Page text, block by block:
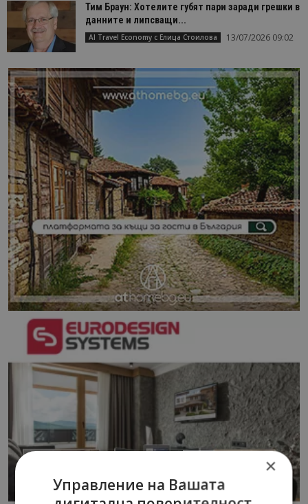
Тим Браун: Хотелите губят пари заради грешки в
данните и липсващи...
AI Travel Economy с Елица Стоилова 13/07/2026 09:02
×
Управление на Вашата